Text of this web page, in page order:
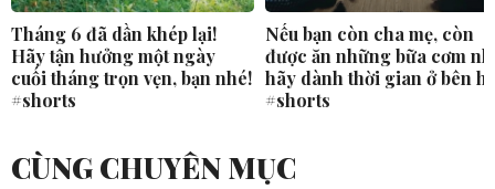
Tháng 6 đã dần khép lại!
Hãy tận hưởng một ngày
cuối tháng trọn vẹn, bạn nhé!
#shorts
Nếu bạn còn cha mẹ, còn
được ăn những bữa cơm
hãy dành thời gian ở bên
#shorts
CÙNG CHUYÊN MỤC